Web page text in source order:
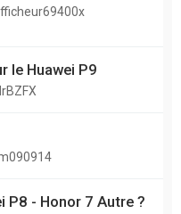
le Huawei P9
P8 - Honor 7 Autre ?